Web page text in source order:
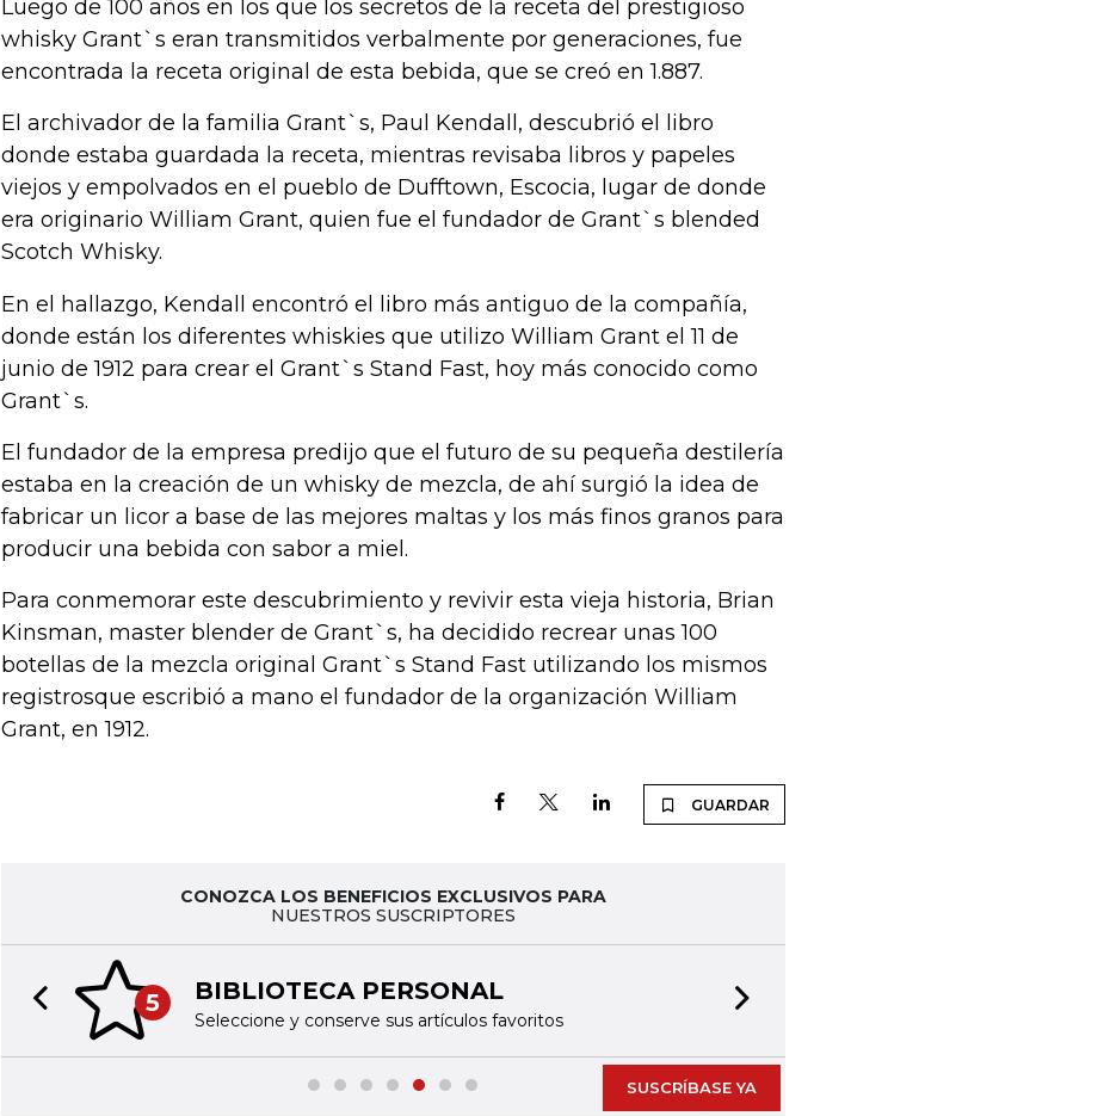
Luego de 100 años en los que los secretos de la receta del prestigioso
whisky Grant`s eran transmitidos verbalmente por generaciones, fue
encontrada la receta original de esta bebida, que se creó en 1.887.
El archivador de la familia Grant`s, Paul Kendall, descubrió el libro
donde estaba guardada la receta, mientras revisaba libros y papeles
viejos y empolvados en el pueblo de Dufftown, Escocia, lugar de donde
era originario William Grant, quien fue el fundador de Grant`s blended
Scotch Whisky.
En el hallazgo, Kendall encontró el libro más antiguo de la compañía,
donde están los diferentes whiskies que utilizo William Grant el 11 de
junio de 1912 para crear el Grant`s Stand Fast, hoy más conocido como
Grant`s.
El fundador de la empresa predijo que el futuro de su pequeña destilería
estaba en la creación de un whisky de mezcla, de ahí surgió la idea de
fabricar un licor a base de las mejores maltas y los más finos granos para
producir una bebida con sabor a miel.
Para conmemorar este descubrimiento y revivir esta vieja historia, Brian
Kinsman, master blender de Grant`s, ha decidido recrear unas 100
botellas de la mezcla original Grant`s Stand Fast utilizando los mismos
registrosque escribió a mano el fundador de la organización William
Grant, en 1912.
GUARDAR
CONOZCA LOS BENEFICIOS EXCLUSIVOS PARA
NUESTROS SUSCRIPTORES
5 BIBLIOTECA PERSONAL
Seleccione y conserve sus artículos favoritos
Previous slide
SUSCRÍBASE YA